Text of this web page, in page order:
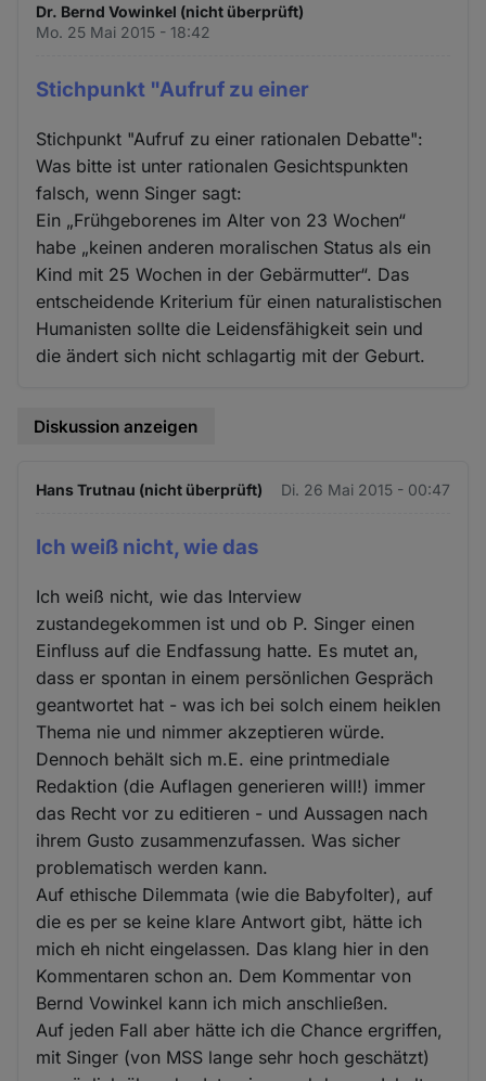
Dr. Bernd Vowinkel (nicht überprüft)
Mo. 25 Mai 2015 - 18:42
Stichpunkt "Aufruf zu einer
Stichpunkt "Aufruf zu einer rationalen Debatte":
Was bitte ist unter rationalen Gesichtspunkten
falsch, wenn Singer sagt:
Ein „Frühgeborenes im Alter von 23 Wochen“
habe „keinen anderen moralischen Status als ein
Kind mit 25 Wochen in der Gebärmutter“. Das
entscheidende Kriterium für einen naturalistischen
Humanisten sollte die Leidensfähigkeit sein und
die ändert sich nicht schlagartig mit der Geburt.
Diskussion anzeigen
Hans Trutnau (nicht überprüft) Di. 26 Mai 2015 - 00:47
Ich weiß nicht, wie das
Ich weiß nicht, wie das Interview
zustandegekommen ist und ob P. Singer einen
Einfluss auf die Endfassung hatte. Es mutet an,
dass er spontan in einem persönlichen Gespräch
geantwortet hat - was ich bei solch einem heiklen
Thema nie und nimmer akzeptieren würde.
Dennoch behält sich m.E. eine printmediale
Redaktion (die Auflagen generieren will!) immer
das Recht vor zu editieren - und Aussagen nach
ihrem Gusto zusammenzufassen. Was sicher
problematisch werden kann.
Auf ethische Dilemmata (wie die Babyfolter), auf
die es per se keine klare Antwort gibt, hätte ich
mich eh nicht eingelassen. Das klang hier in den
Kommentaren schon an. Dem Kommentar von
Bernd Vowinkel kann ich mich anschließen.
Auf jeden Fall aber hätte ich die Chance ergriffen,
mit Singer (von MSS lange sehr hoch geschätzt)